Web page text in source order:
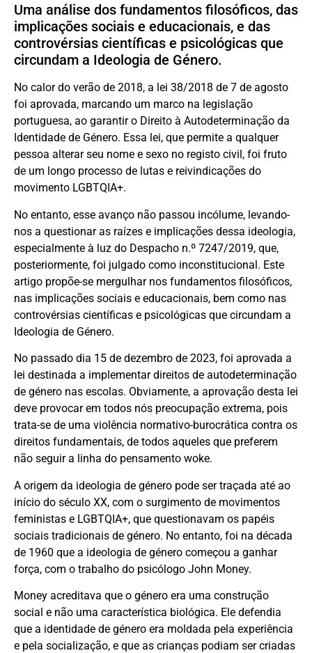
Uma análise dos fundamentos filosóficos, das
implicações sociais e educacionais, e das
controvérsias científicas e psicológicas que
circundam a Ideologia de Género.
No calor do verão de 2018, a lei 38/2018 de 7 de agosto
foi aprovada, marcando um marco na legislação
portuguesa, ao garantir o Direito à Autodeterminação da
Identidade de Género. Essa lei, que permite a qualquer
pessoa alterar seu nome e sexo no registo civil, foi fruto
de um longo processo de lutas e reivindicações do
movimento LGBTQIA+.
No entanto, esse avanço não passou incólume, levando-
nos a questionar as raízes e implicações dessa ideologia,
especialmente à luz do Despacho n.º 7247/2019, que,
posteriormente, foi julgado como inconstitucional. Este
artigo propõe-se mergulhar nos fundamentos filosóficos,
nas implicações sociais e educacionais, bem como nas
controvérsias científicas e psicológicas que circundam a
Ideologia de Género.
No passado dia 15 de dezembro de 2023, foi aprovada a
lei destinada a implementar direitos de autodeterminação
de género nas escolas. Obviamente, a aprovação desta lei
deve provocar em todos nós preocupação extrema, pois
trata-se de uma violência normativo-burocrática contra os
direitos fundamentais, de todos aqueles que preferem
não seguir a linha do pensamento woke.
A origem da ideologia de género pode ser traçada até ao
início do século XX, com o surgimento de movimentos
feministas e LGBTQIA+, que questionavam os papéis
sociais tradicionais de género. No entanto, foi na década
de 1960 que a ideologia de género começou a ganhar
força, com o trabalho do psicólogo John Money.
Money acreditava que o género era uma construção
social e não uma característica biológica. Ele defendia
que a identidade de género era moldada pela experiência
e pela socialização, e que as crianças podiam ser criadas